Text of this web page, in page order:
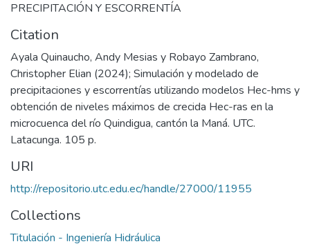
PRECIPITACIÓN Y ESCORRENTÍA
Citation
Ayala Quinaucho, Andy Mesias y Robayo Zambrano,
Christopher Elian (2024); Simulación y modelado de
precipitaciones y escorrentías utilizando modelos Hec-hms y
obtención de niveles máximos de crecida Hec-ras en la
microcuenca del río Quindigua, cantón la Maná. UTC.
Latacunga. 105 p.
URI
http://repositorio.utc.edu.ec/handle/27000/11955
Collections
Titulación - Ingeniería Hidráulica